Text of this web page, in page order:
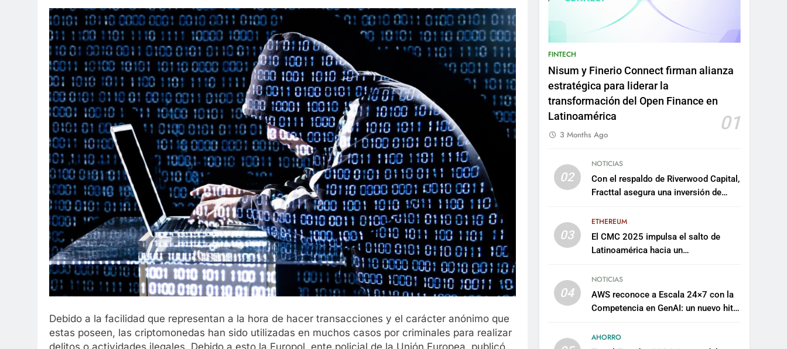
Debido a la facilidad que representan a la hora de hacer transacciones y el carácter anónimo que
estas poseen, las criptomonedas han sido utilizadas en muchos casos por criminales para realizar
delitos o actividades ilegales. Debido a esto la Europol, ente policial de la Unión Europea, publicó
FINTECH
Nisum y Finerio Connect firman alianza
estratégica para liderar la
transformación del Open Finance en
Latinoamérica
01
3 Months Ago
02
NOTICIAS
Con el respaldo de Riverwood Capital,
Fracttal asegura una inversión de
plataforma
03
ETHEREUM
El CMC 2025 impulsa el salto de
Latinoamérica hacia un
sostenible
04
NOTICIAS
AWS reconoce a Escala 24×7 con la
Competencia en GenAI: un nuevo hito
artificial empresarial
AHORRO